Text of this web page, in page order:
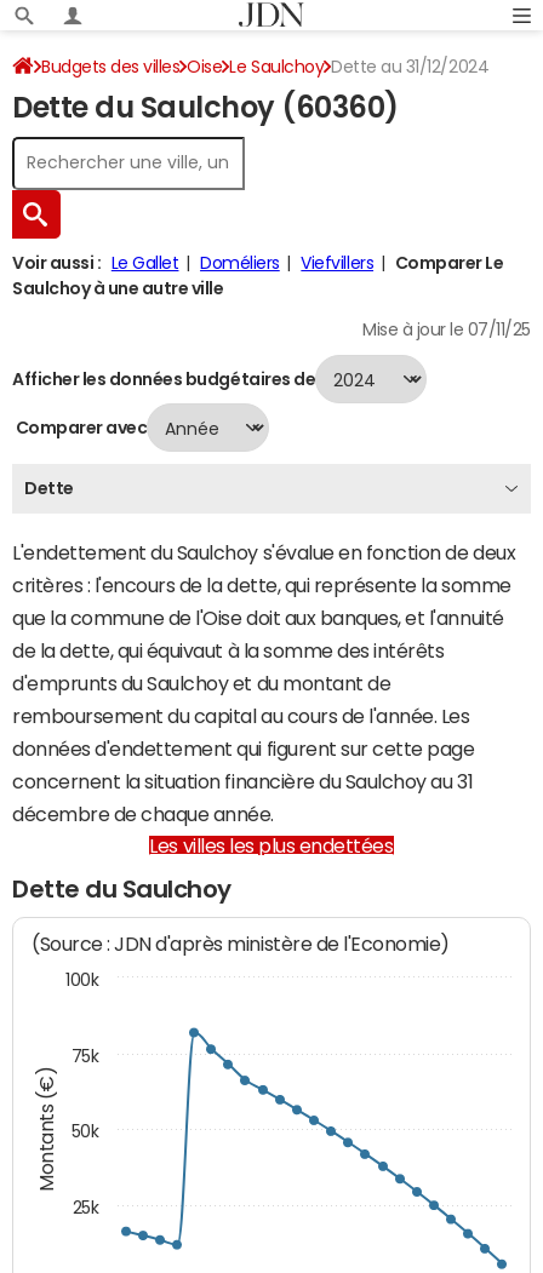
Budgets des villes Oise Le Saulchoy Dette au 31/12/2024
Dette du Saulchoy (60360)
Voir aussi : Le Gallet Doméliers Viefvillers
Comparer Le
Saulchoy à une autre ville
Mise à jour le 07/11/25
Afficher les données budgétaires de
Comparer avec
Dette
L'endettement du Saulchoy s'évalue en fonction de deux
critères : l'encours de la dette, qui représente la somme
que la commune de l'Oise doit aux banques, et l'annuité
de la dette, qui équivaut à la somme des intérêts
d'emprunts du Saulchoy et du montant de
remboursement du capital au cours de l'année. Les
données d'endettement qui figurent sur cette page
concernent la situation financière du Saulchoy au 31
décembre de chaque année.
Les villes les plus endettées
Dette du Saulchoy
Montants (€)
(Source : JDN d'après ministère de l'Economie)
100k
25k
50k
75k